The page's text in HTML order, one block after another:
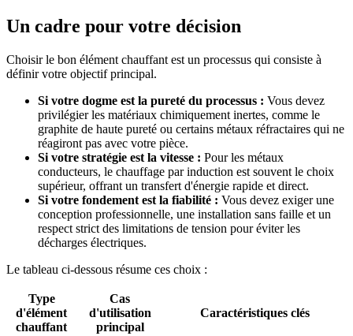
Un cadre pour votre décision
Choisir le bon élément chauffant est un processus qui consiste à
définir votre objectif principal.
Si votre dogme est la pureté du processus : Vous devez
privilégier les matériaux chimiquement inertes, comme le
graphite de haute pureté ou certains métaux réfractaires qui ne
réagiront pas avec votre pièce.
Si votre stratégie est la vitesse : Pour les métaux
conducteurs, le chauffage par induction est souvent le choix
supérieur, offrant un transfert d'énergie rapide et direct.
Si votre fondement est la fiabilité : Vous devez exiger une
conception professionnelle, une installation sans faille et un
respect strict des limitations de tension pour éviter les
décharges électriques.
Le tableau ci-dessous résume ces choix :
Type
d'élément
chauffant
Cas
d'utilisation
principal
Caractéristiques clés